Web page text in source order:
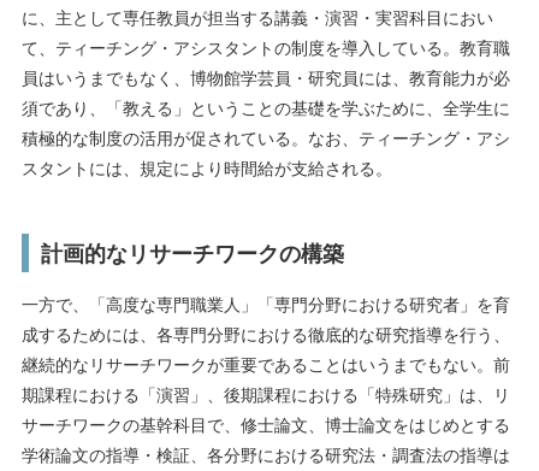
に、主として専任教員が担当する講義・演習・実習科目におい
て、ティーチング・アシスタントの制度を導入している。教育職
員はいうまでもなく、博物館学芸員・研究員には、教育能力が必
須であり、「教える」ということの基礎を学ぶために、全学生に
積極的な制度の活用が促されている。なお、ティーチング・アシ
スタントには、規定により時間給が支給される。
計画的なリサーチワークの構築
一方で、「高度な専門職業人」「専門分野における研究者」を育
成するためには、各専門分野における徹底的な研究指導を行う、
継続的なリサーチワークが重要であることはいうまでもない。前
期課程における「演習」、後期課程における「特殊研究」は、リ
サーチワークの基幹科目で、修士論文、博士論文をはじめとする
学術論文の指導・検証、各分野における研究法・調査法の指導は